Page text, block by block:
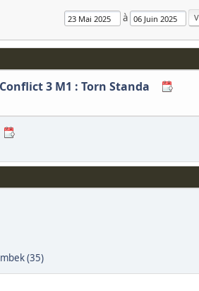
à
3 M1 : Torn Standa
(35)